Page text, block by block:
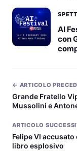
AI
con
← ARTICOLO
Grande Fratello
Mussolini e
ARTICOLO
Felipe VI
libro esplosivo